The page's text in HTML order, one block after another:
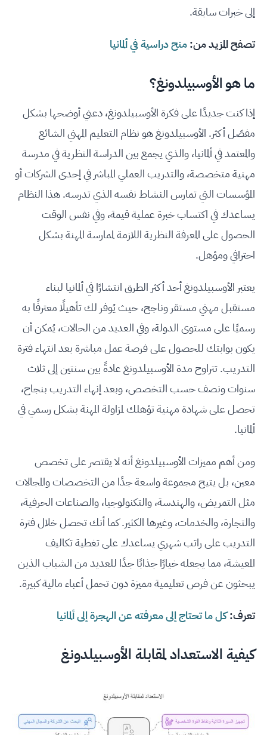
إلى خبرات سابقة.
تصفح المزيد من:منح دراسية في ألمانيا
ما هو الأوسبيلدونغ؟
إذا كنت جديدًا على فكرة الأوسبيلدونغ، دعني أوضحها بشكل
مفصّل أكثر. الأوسبيلدونغ هو نظام التعليم المهني الشائع
والمعتمد في ألمانيا، والذي يجمع بين الدراسة النظرية في مدرسة
مهنية متخصصة، والتدريب العملي المباشر في إحدى الشركات أو
المؤسسات التي تمارس النشاط نفسه الذي تدرسه. هذا النظام
يساعدك في اكتساب خبرة عملية قيمة، وفي نفس الوقت
الحصول على المعرفة النظرية اللازمة لممارسة المهنة بشكل
احترافي ومؤهل.
يعتبر الأوسبيلدونغ أحد أكثر الطرق انتشارًا في ألمانيا لبناء
مستقبل مهني مستقر وناجح، حيث يُوفر لك تأهيلًا معترفًا به
رسميًا على مستوى الدولة، وفي العديد من الحالات، يُمكن أن
يكون بوابتك للحصول على فرصة عمل مباشرة بعد انتهاء فترة
التدريب. تتراوح مدة الأوسبيلدونغ عادةً بين سنتين إلى ثلاث
سنوات ونصف حسب التخصص، وبعد إنهاء التدريب بنجاح،
تحصل على شهادة مهنية تؤهلك لمزاولة المهنة بشكل رسمي في
ألمانيا.
ومن أهم مميزات الأوسبيلدونغ أنه لا يقتصر على تخصص
معين، بل يتيح مجموعة واسعة جدًا من التخصصات والمجالات
مثل التمريض، والهندسة، والتكنولوجيا، والصناعات الحرفية،
والتجارة، والخدمات، وغيرها الكثير. كما أنك تحصل خلال فترة
التدريب على راتب شهري يساعدك على تغطية تكاليف
المعيشة، مما يجعله خيارًا جذابًا جدًا للعديد من الشباب الذين
يبحثون عن فرص تعليمية مميزة دون تحمل أعباء مالية كبيرة.
تعرف:كل ما تحتاج إلى معرفته عن الهجرة إلى ألمانيا
كيفية الاستعداد لمقابلة الأوسبيلدونغ